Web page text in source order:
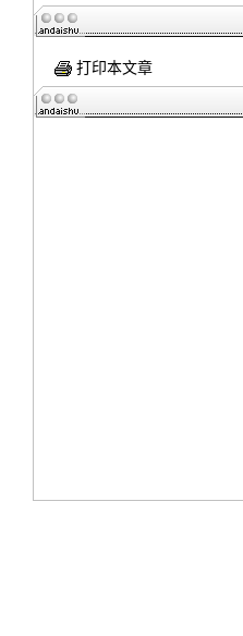
打印本文章